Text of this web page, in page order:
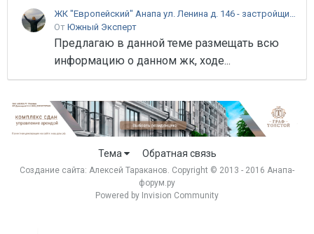
От Южный Эксперт
Предлагаю в данной теме размещать всю
информацию о данном жк, ходе...
Тема Обратная связь
Создание сайта: Алексей Тараканов. Copyright © 2013 - 2016 Анапа-
форум.ру
Powered by Invision Community